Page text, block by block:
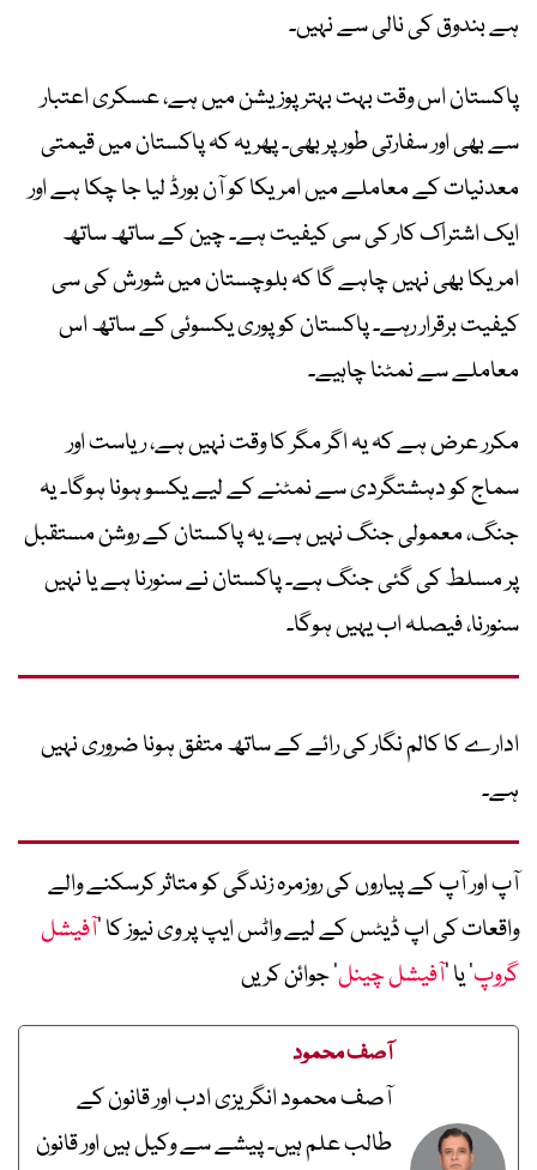
ہے بندوق کی نالی سے نہیں۔
پاکستان اس وقت بہت بہتر پوزیشن میں ہے، عسکری اعتبار
سے بھی اور سفارتی طور پر بھی۔ پھر یہ کہ پاکستان میں قیمتی
معدنیات کے معاملے میں امریکا کو آن بورڈ لیا جا چکا ہے اور
ایک اشتراک کار کی سی کیفیت ہے۔ چین کے ساتھ ساتھ
امریکا بھی نہیں چاہے گا کہ بلوچستان میں شورش کی سی
کیفیت برقرار رہے۔ پاکستان کو پوری یکسوئی کے ساتھ اس
معاملے سے نمٹنا چاہیے۔
مکرر عرض ہے کہ یہ اگر مگر کا وقت نہیں ہے، ریاست اور
سماج کو دہشتگردی سے نمٹنے کے لیے یکسو ہونا ہوگا۔ یہ
جنگ، معمولی جنگ نہیں ہے، یہ پاکستان کے روشن مستقبل
پر مسلط کی گئی جنگ ہے۔ پاکستان نے سنورنا ہے یا نہیں
سنورنا، فیصلہ اب یہیں ہوگا۔
ادارے کا کالم نگار کی رائے کے ساتھ متفق ہونا ضروری نہیں
ہے۔
آپ اور آپ کے پیاروں کی روزمرہ زندگی کو متاثر کرسکنے والے
واقعات کی اپ ڈیٹس کے لیے واٹس ایپ پر وی نیوز کا ’آفیشل
گروپ‘ یا ’آفیشل چینل‘ جوائن کریں
آصف محمود
آصف محمود انگریزی ادب اور قانون کے
طالب علم ہیں۔ پیشے سے وکیل ہیں اور قانون